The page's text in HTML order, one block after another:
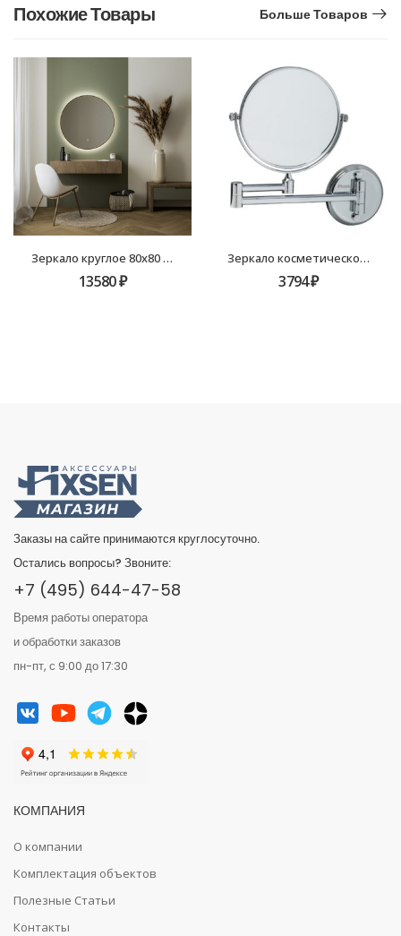
Похожие Товары Больше Товаров
Зеркало круглое 80х80 золото-сатин с подсветкой Fixsen LED FX-1080G
13580₽
Зеркало косметическое Fixsen Hotel FX-31021 D15
3794₽
Заказы на сайте принимаются круглосуточно.
Остались вопросы? Звоните:
+7 (495) 644-47-58
Время работы оператора
и обработки заказов
пн-пт, с 9:00 до 17:30
КОМПАНИЯ
О компании
Комплектация объектов
Полезные Статьи
Контакты